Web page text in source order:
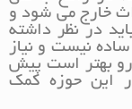
خارج می شود و
در نظر داشته
نیست و نیاز
رو بهتر است پیش
این حوزه کمک